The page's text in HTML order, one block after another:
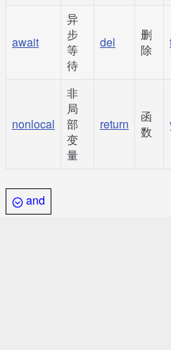
await
异
步
等
待
del
删
除
nonlocal
非
局
部
变
量
return
函
数
and